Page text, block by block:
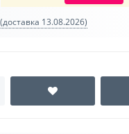
13.08.2026)